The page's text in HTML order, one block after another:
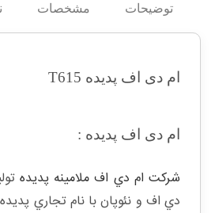
توضیحات مشخصات
ام دی اف پدیده T615
ام دی اف پدیده :
شركت ام دي اف ملامينه پديده
دي اف و نئوپان با نام تجاري